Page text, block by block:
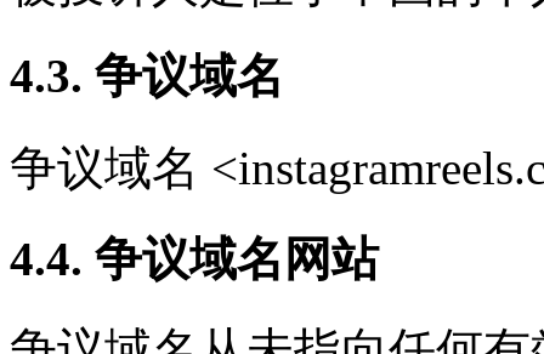
4.3. 争议域名
争议域名
4.4. 争议域名网站